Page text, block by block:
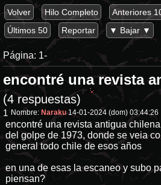
Volver Hilo Completo Anteriores
Últimos 50
Reportar ▼ Bajar ▼
Página: 1-
encontré una revista
(4 respuestas)
1 Nombre: Naraku 14-01-2024 (dom) 03:44:26
encontré una revista antigua
del golpe de 1973, donde se veia
general todo chile de esos años
en una de esas la escaneo y subo
piensan?